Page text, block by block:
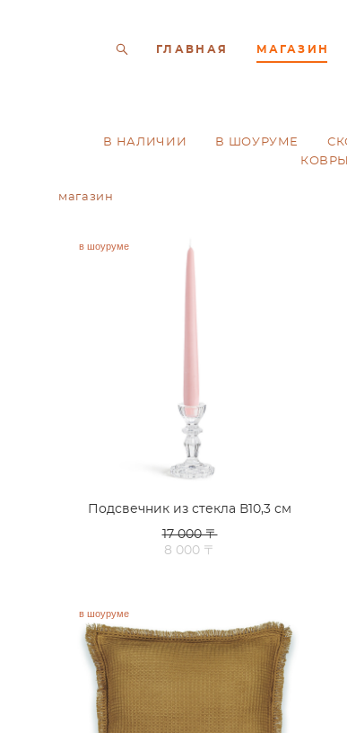
ГЛАВНАЯ МАГАЗИН
В НАЛИЧИИ В ШОУРУМЕ
КОВРЫ
магазин
в шоуруме
Подсвечник из стекла В10,3 см
17 000 〒
8 000 〒
в шоуруме